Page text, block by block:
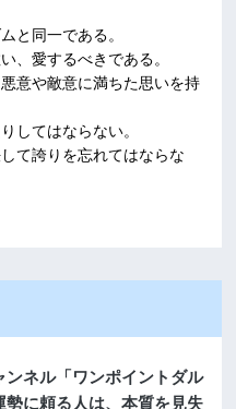
と同一である。
、愛するべきである。
意や敵意に満ちた思いを持
してはならない。
て誇りを忘れてはならな
ネル「ワンポイントダル
に頼る人は、本質を見失